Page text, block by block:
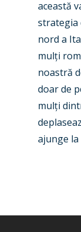
această
strategia
nord a
mulți
noastră
doar de
mulți
ajunge la